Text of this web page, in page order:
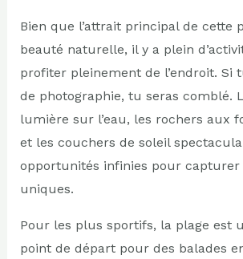
Bien que l’attrait principal de cette
beauté naturelle, il y a plein
profiter pleinement de l’endroit. Si
de photographie, tu seras comblé.
lumière sur l’eau, les rochers aux
et les couchers de soleil
opportunités infinies pour capturer
uniques.
Pour les plus sportifs, la plage est
point de départ pour des balades